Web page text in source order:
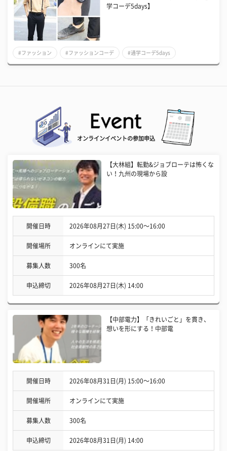
学コーデ5days】
#ファッション #ファッションコーデ #通学コーデ5days
オンラインイベントの参加申込
【大林組】転勤&ジョブローテは怖くな
い！九州の現場から設
開催日時 2026年08月27日(木) 15:00〜16:00
開催場所 オンラインにて実施
募集人数 300名
申込締切 2026年08月27日(木) 14:00
【中部電力】「きれいごと」を貫き、
想いを形にする！中部電
開催日時 2026年08月31日(月) 15:00〜16:00
開催場所 オンラインにて実施
募集人数 300名
申込締切 2026年08月31日(月) 14:00